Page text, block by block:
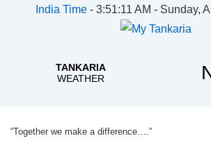
India Time- 3:51:11 AM - Sunday,
Skip“Together we make a difference….”